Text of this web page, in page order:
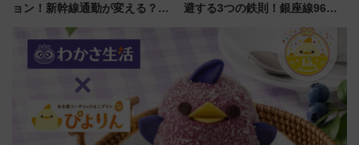
ョン！新幹線通勤が変える？
【新築マンション人気ランキン
グ】
避する3つの鉄則！銀座線96本
ツリー駅の規制まとめ 7/25開催